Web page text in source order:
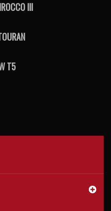
III
T5